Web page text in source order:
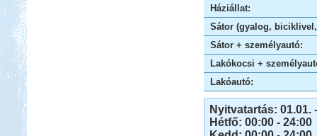
Háziállat:
Sátor (gyalog,
Sátor + személyautó:
Lakókocsi +
Lakóautó:
Nyitvatartás: 01.01.
Hétfő: 00:00 - 24:00